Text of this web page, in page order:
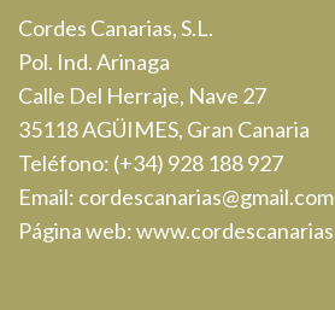
Cordes Canarias, S.L.
Pol. Ind. Arinaga
Calle Del Herraje, Nave 27
35118 AGÜIMES, Gran Canaria
Teléfono: (+34) 928 188 927
Email: cordescanarias@gmail.com
Página web: